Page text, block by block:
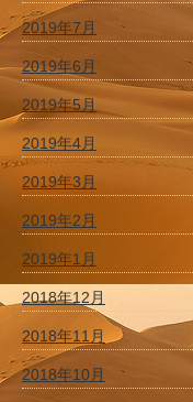
2019年7月
2019年6月
2019年5月
2019年4月
2019年3月
2019年2月
2019年1月
2018年12月
2018年11月
2018年10月